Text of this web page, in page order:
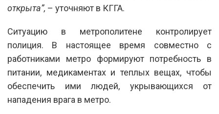
открыта”, – уточняют в КГГА.
Ситуацию в метрополитене контролирует
полиция. В настоящее время совместно с
работниками метро формируют потребность в
питании, медикаментах и теплых вещах, чтобы
обеспечить ими людей, укрывающихся от
нападения врага в метро.